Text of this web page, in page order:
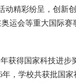
精彩纷呈，创新
运会等重大国际
获得国家科技进步
，学校共获批国